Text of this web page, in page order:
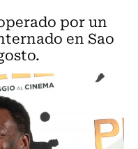
por un
en Sao